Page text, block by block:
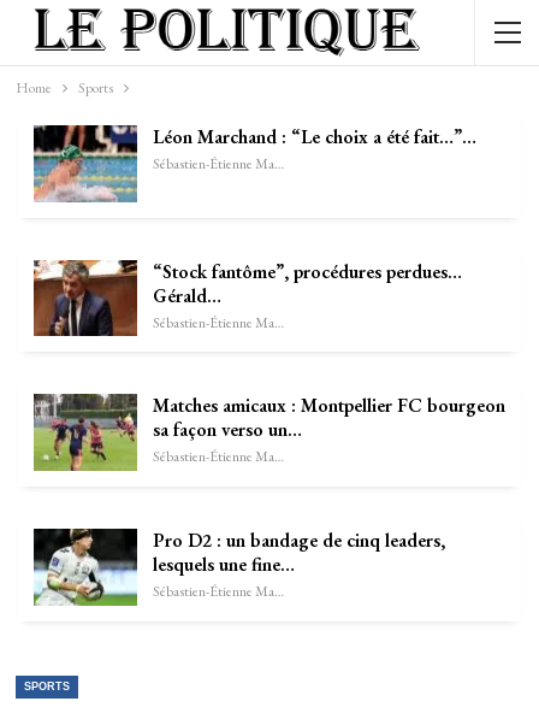
Home Sports
Léon Marchand : “Le choix a été fait…”…
Sébastien-Étienne Marechal
“Stock fantôme”, procédures perdues…
Gérald…
Sébastien-Étienne Marechal
Matches amicaux : Montpellier FC bourgeon
sa façon verso un…
Sébastien-Étienne Marechal
Pro D2 : un bandage de cinq leaders,
lesquels une fine…
Sébastien-Étienne Marechal
SPORTS